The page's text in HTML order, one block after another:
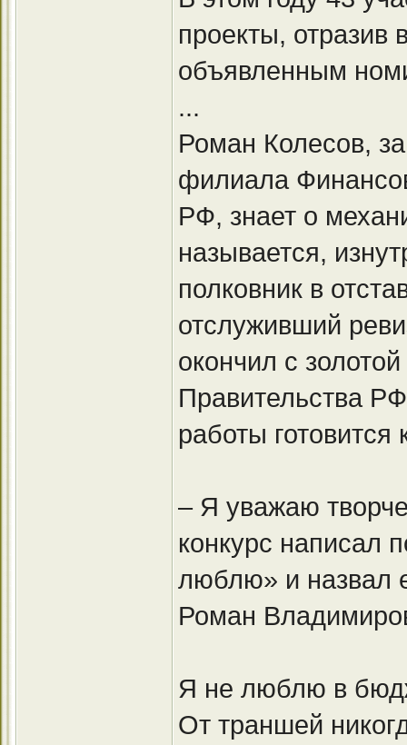
проекты,
объявленным
...
Роман Колесов,
филиала
РФ, знает о
называется,
полковник в
отслуживший
окончил с
Правительства
работы готовится
– Я уважаю
конкурс написал
люблю» и назвал
Роман
Я не люблю в
От траншей